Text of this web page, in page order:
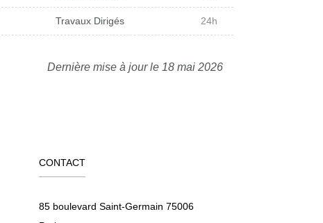
Travaux Dirigés 24h
Dernière mise à jour le 18 mai 2026
CONTACT
85 boulevard Saint-Germain 75006